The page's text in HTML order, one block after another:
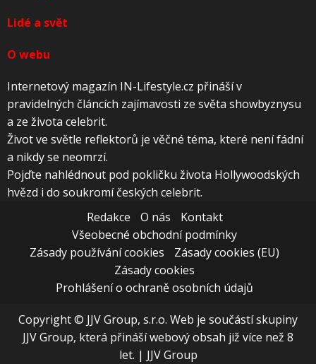
Lidé a svět
O webu
Internetový magazín IN-Lifestyle.cz přináší v
pravidelných článcích zajímavosti ze světa showbyznysu
a ze života celebrit.
Život ve světle reflektorů je věčné téma, které není fádní
a nikdy se neomrzí.
Pojďte nahlédnout pod pokličku života Hollywoodských
hvězd i do soukromí českých celebrit.
Redakce
O nás
Kontakt
Všeobecné obchodní podmínky
Zásady používání cookies
Zásady cookies (EU)
Zásady cookies
Prohlášení o ochraně osobních údajů
Copyright © JJV Group, s.r.o. Web je součástí skupiny
JJV Group, která přináší webový obsah již více než 8
let. | JJV Group